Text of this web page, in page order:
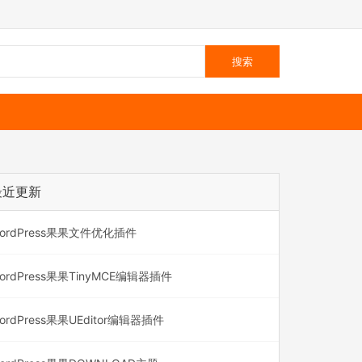
更新
果果文件优化插件
果果TinyMCE编辑器插件
果果UEditor编辑器插件